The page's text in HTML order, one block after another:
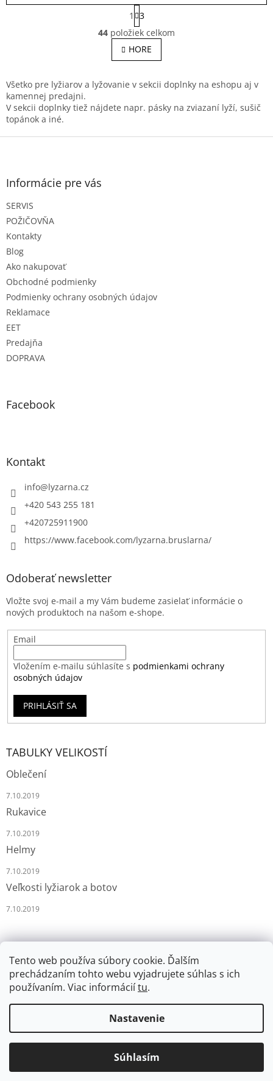
Tento web používa súbory cookie. Ďalším
prechádzaním tohto webu vyjadrujete súhlas s ich
používaním. Viac informáciítu.
Nastavenie
Súhlasím
O
v
l
á
a
i
r
S
t
r
á
n
k
v
a
i
1
3
44 položiek celkom
HORE
Všetko pre lyžiarov a lyžovanie v sekcii doplnky na eshopu aj v
kamennej predajni.
V sekcii doplnky tiež nájdete napr. pásky na zviazaní lyží, sušič
topánok a iné.
Z
Informácie pre vás
SERVIS
POŽIČOVŇA
Kontakty
Blog
Ako nakupovať
Obchodné podmienky
Podmienky ochrany osobných údajov
Reklamace
EET
Predajňa
DOPRAVA
Facebook
Kontakt
info@lyzarna.cz
+420 543 255 181
+420725911900
https://www.facebook.com/lyzarna.bruslarna/
Odoberať newsletter
Vložte svoj e-mail a my Vám budeme zasielať informácie o
nových produktoch na našom e-shope.
Email
Vložením e-mailu súhlasíte s podmienkami ochrany
osobných údajov
PRIHLÁSIŤ SA
TABULKY VELIKOSTÍ
Oblečení
7.10.2019
Rukavice
7.10.2019
Helmy
7.10.2019
Veľkosti lyžiarok a botov
7.10.2019
Copyright 2026LYŽÁRNA-BRUSLÁRNA. Všetky práva
vyhradené.